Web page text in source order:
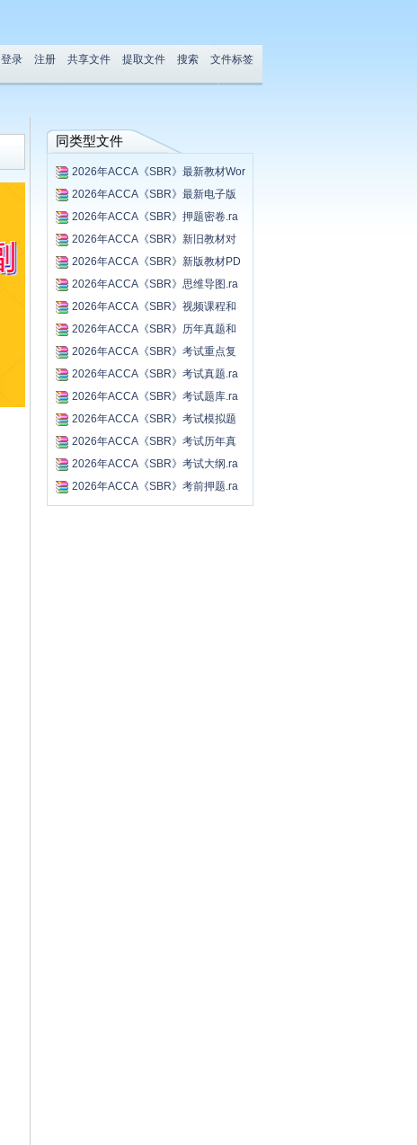
登录 注册 共享文件 提取文件 搜索 文件标签
同类型文件
2026年ACCA《SBR》最新教材Wor
d... 2026年ACCA《SBR》最新电子版
习...2026年ACCA《SBR》押题密卷.ra
r... 2026年ACCA《SBR》新旧教材对
比...2026年ACCA《SBR》新版教材PD
F.r...2026年ACCA《SBR》思维导图.ra
r... 2026年ACCA《SBR》视频课程和
讲...2026年ACCA《SBR》历年真题和
答...2026年ACCA《SBR》考试重点复
习...2026年ACCA《SBR》考试真题.ra
r... 2026年ACCA《SBR》考试题库.ra
r... 2026年ACCA《SBR》考试模拟题
及...2026年ACCA《SBR》考试历年真
题...2026年ACCA《SBR》考试大纲.ra
r... 2026年ACCA《SBR》考前押题.ra
r...